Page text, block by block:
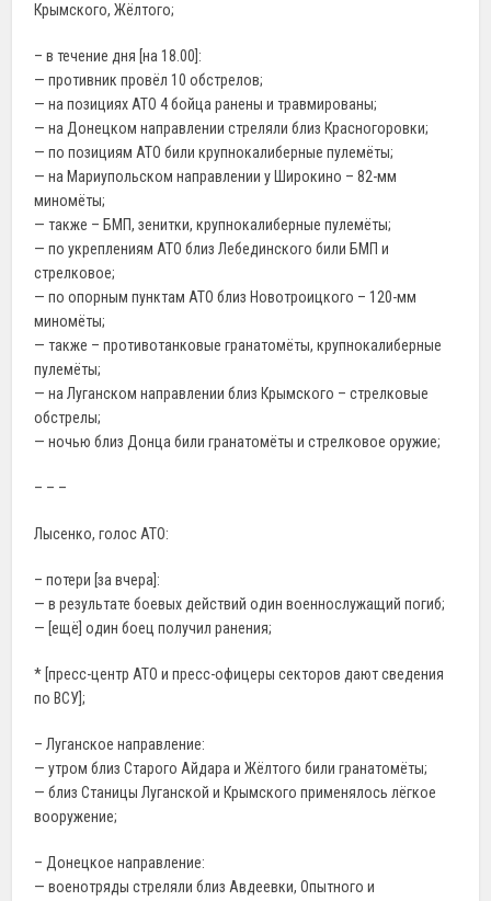
Крымского, Жёлтого;
– в течение дня [на 18.00]:
— противник провёл 10 обстрелов;
— на позициях АТО 4 бойца ранены и травмированы;
— на Донецком направлении стреляли близ Красногоровки;
— по позициям АТО били крупнокалиберные пулемёты;
— на Мариупольском направлении у Широкино – 82-мм
миномёты;
— также – БМП, зенитки, крупнокалиберные пулемёты;
— по укреплениям АТО близ Лебединского били БМП и
стрелковое;
— по опорным пунктам АТО близ Новотроицкого – 120-мм
миномёты;
— также – противотанковые гранатомёты, крупнокалиберные
пулемёты;
— на Луганском направлении близ Крымского – стрелковые
обстрелы;
— ночью близ Донца били гранатомёты и стрелковое оружие;
– – –
Лысенко, голос АТО:
– потери [за вчера]:
— в результате боевых действий один военнослужащий погиб;
— [ещё] один боец получил ранения;
* [пресс-центр АТО и пресс-офицеры секторов дают сведения
по ВСУ];
– Луганское направление:
— утром близ Старого Айдара и Жёлтого били гранатомёты;
— близ Станицы Луганской и Крымского применялось лёгкое
вооружение;
– Донецкое направление:
— военотряды стреляли близ Авдеевки, Опытного и